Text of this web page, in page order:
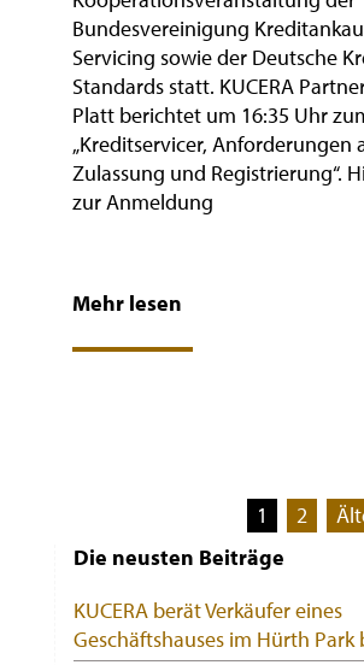
Bundesvereinigung
Servicing sowie der Deutsche
Standards statt. KUCERA
Platt berichtet um 16:35 Uhr
„Kreditservicer, Anforderungen
Zulassung und Registrierung“.
zur Anmeldung
Mehr lesen
Seitennummerierung
der
1 2
Die neusten Beiträge
KUCERA berät Verkäufer eines
Geschäftshauses im Hürth Park